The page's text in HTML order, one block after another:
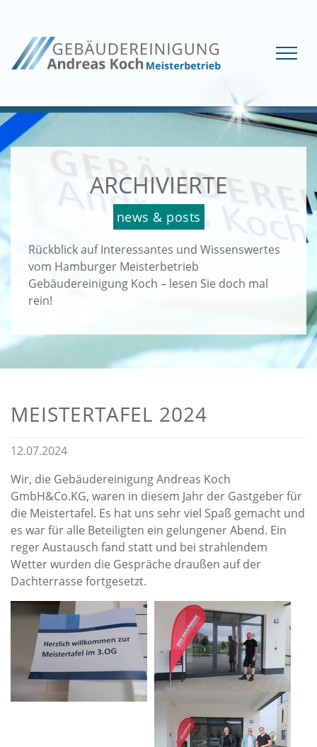
ARCHIVIERTE
news & posts
Rückblick auf Interessantes und Wissenswertes
vom Hamburger Meisterbetrieb
Gebäudereinigung Koch – lesen Sie doch mal
rein!
MEISTERTAFEL 2024
12.07.2024
Wir, die Gebäudereinigung Andreas Koch
GmbH&Co.KG, waren in diesem Jahr der Gastgeber für
die Meistertafel. Es hat uns sehr viel Spaß gemacht und
es war für alle Beteiligten ein gelungener Abend. Ein
reger Austausch fand statt und bei strahlendem
Wetter wurden die Gespräche draußen auf der
Dachterrasse fortgesetzt.